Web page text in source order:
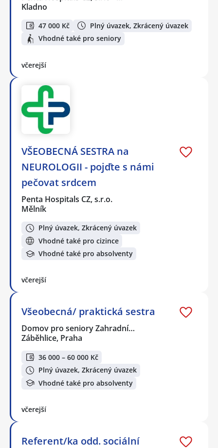
Kladno
47 000 Kč
Plný úvazek, Zkrácený úvazek
Vhodné také pro seniory
včerejší
VŠEOBECNÁ SESTRA na
NEUROLOGII - pojďte s námi
pečovat srdcem
Penta Hospitals CZ, s.r.o.
Mělník
Plný úvazek, Zkrácený úvazek
Vhodné také pro cizince
Vhodné také pro absolventy
včerejší
Všeobecná/ praktická sestra
Domov pro seniory Zahradní…
Záběhlice, Praha
36 000 – 60 000 Kč
Plný úvazek, Zkrácený úvazek
Vhodné také pro absolventy
včerejší
Referent/ka odd. sociální